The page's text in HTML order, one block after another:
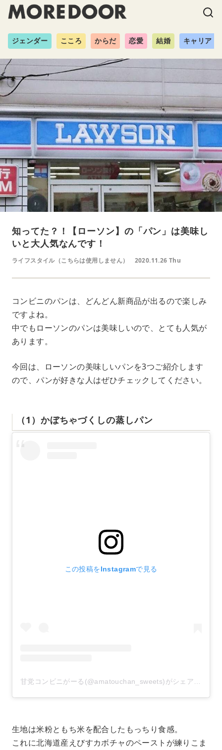
ジェンダー こころ からだ 恋愛 結婚 キャリア
知ってた？！【ローソン】の「パン」は美味し
いと大人気なんです！
ライフスタイル（こちらは使用しません） 2020.11.26 Thu
コンビニのパンは、どんどん新商品が出るので楽しみ
ですよね。
中でもローソンのパンは美味しいので、とても人気が
あります。
今回は、ローソンの美味しいパンを3つご紹介します
ので、パンが好きな人はぜひチェックしてください。
（1）かぼちゃづくしの蒸しパン
この投稿をInstagramで見る
甘党コンビニがーる(@amatouchan_sweets)がシェアした投稿
生地は米粉ともち米を配合したもっちり食感。
これに北海道産えびすカボチャのペーストが練りこま